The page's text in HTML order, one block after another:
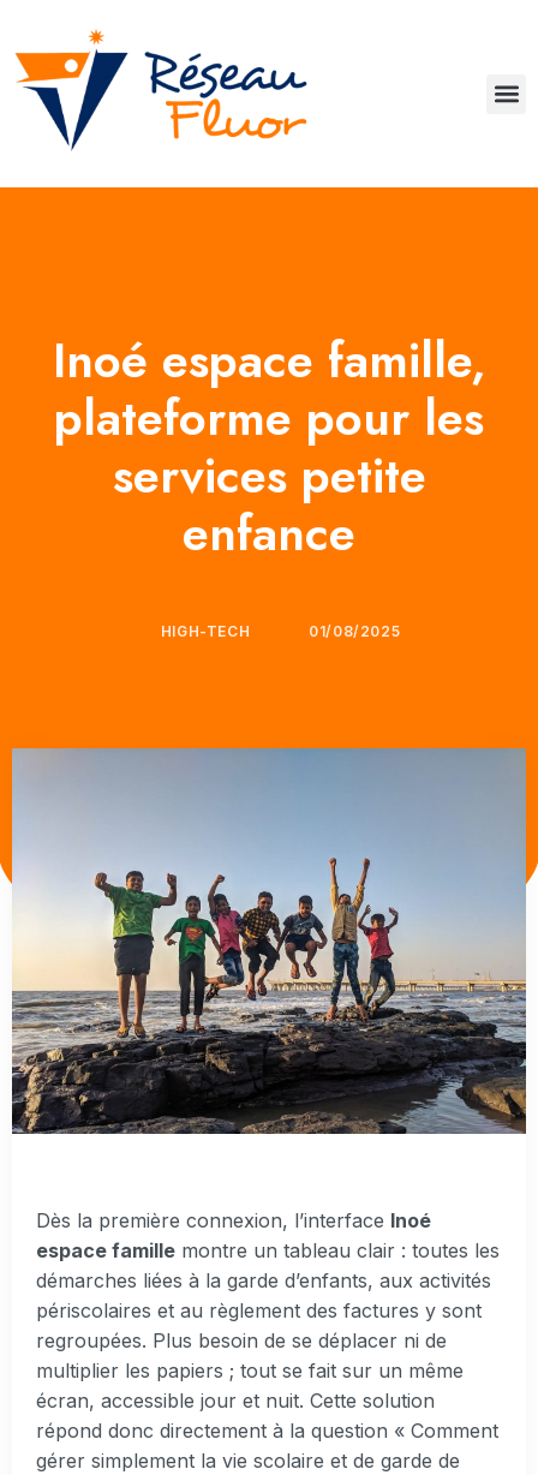
Inoé espace famille,
plateforme pour les
services petite
enfance
HIGH-TECH 01/08/2025
Dès la première connexion, l’interface Inoé
espace famille montre un tableau clair : toutes les
démarches liées à la garde d’enfants, aux activités
périscolaires et au règlement des factures y sont
regroupées. Plus besoin de se déplacer ni de
multiplier les papiers ; tout se fait sur un même
écran, accessible jour et nuit. Cette solution
répond donc directement à la question « Comment
gérer simplement la vie scolaire et de garde de